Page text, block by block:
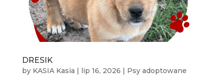
DRESIK
by KASIA Kasia | lip 16, 2026 | Psy adoptowane